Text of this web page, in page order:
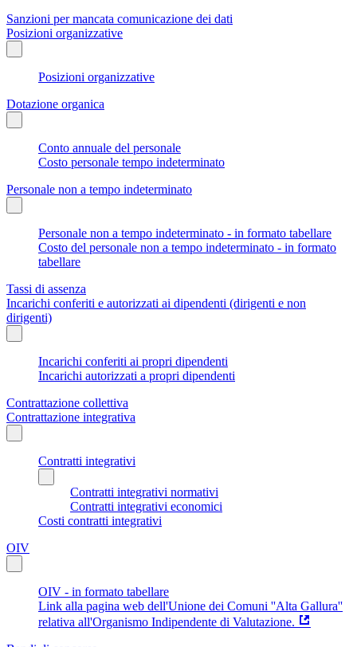
Sanzioni per mancata comunicazione dei dati
Posizioni organizzative
Posizioni organizzative
Dotazione organica
Conto annuale del personale
Costo personale tempo indeterminato
Personale non a tempo indeterminato
Personale non a tempo indeterminato - in formato tabellare
Costo del personale non a tempo indeterminato - in formato
tabellare
Tassi di assenza
Incarichi conferiti e autorizzati ai dipendenti (dirigenti e non
dirigenti)
Incarichi conferiti ai propri dipendenti
Incarichi autorizzati a propri dipendenti
Contrattazione collettiva
Contrattazione integrativa
Contratti integrativi
Contratti integrativi normativi
Contratti integrativi economici
Costi contratti integrativi
OIV
OIV - in formato tabellare
Link alla pagina web dell'Unione dei Comuni ''Alta Gallura''
relativa all'Organismo Indipendente di Valutazione.